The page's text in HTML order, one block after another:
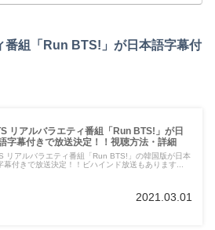
番組「Run BTS!」が日本語字幕付
リアルバラエティ番組「Run BTS!」が日
字幕付きで放送決定！！視聴方法・詳細
リアルバラエティ番組「Run BTS!」の韓国版が日本
幕付きで放送決定！！ビハインド放送もあります...
2021.03.01